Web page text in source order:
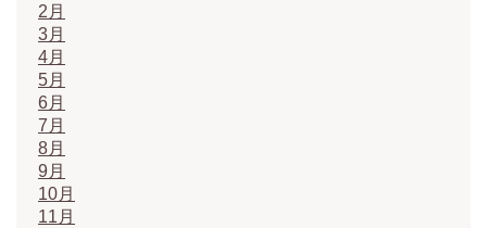
2月
3月
4月
5月
6月
7月
8月
9月
10月
11月